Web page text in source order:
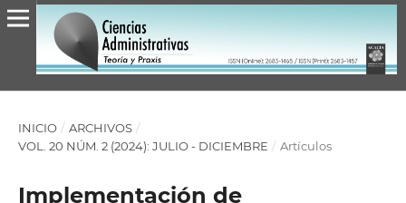
INICIO / ARCHIVOS /
VOL. 20 NÚM. 2 (2024): JULIO - DICIEMBRE / Artículos
Implementación de